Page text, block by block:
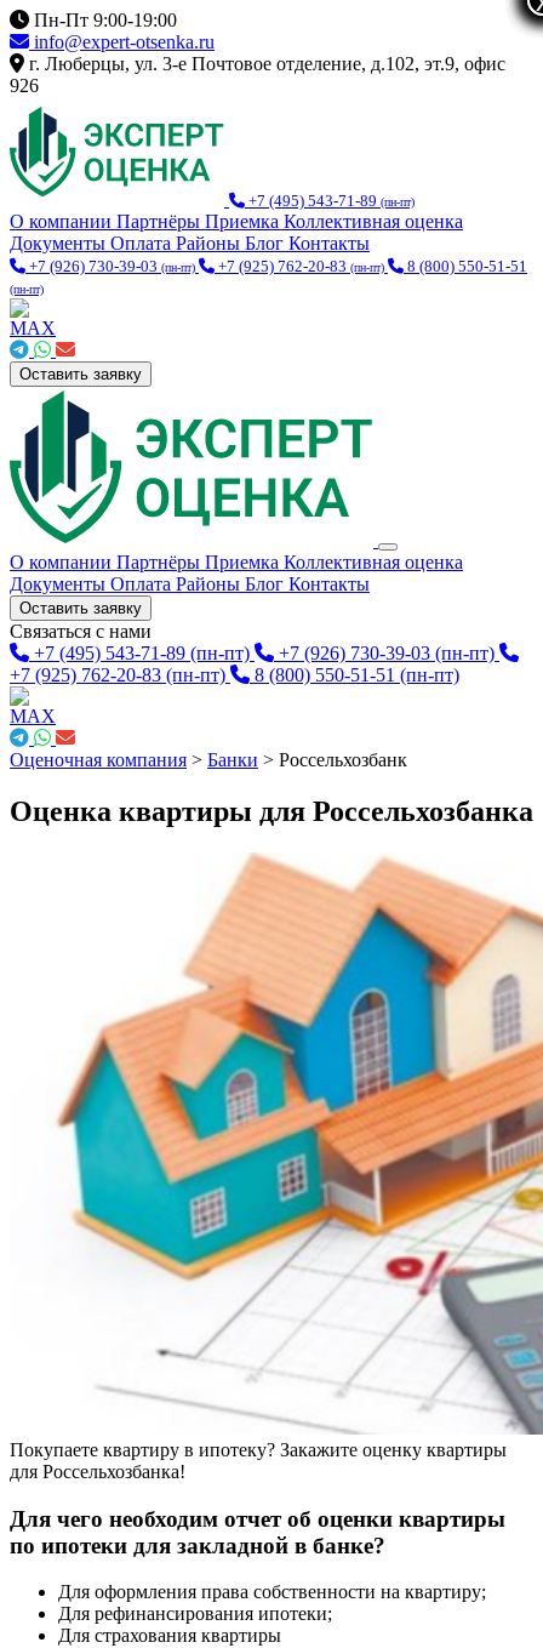
Пн-Пт 9:00-19:00
info@expert-otsenka.ru
г. Люберцы, ул. 3-е Почтовое отделение, д.102, эт.9, офис
926
+7 (495) 543-71-89 (пн-пт)
О компании Партнёры Приемка Коллективная оценка
Документы Оплата Районы Блог Контакты
+7 (926) 730-39-03 (пн-пт) +7 (925) 762-20-83 (пн-пт) 8 (800) 550-51-51
(пн-пт)
Оставить заявку
О компании Партнёры Приемка Коллективная оценка
Документы Оплата Районы Блог Контакты
Оставить заявку
Связаться с нами
+7 (495) 543-71-89 (пн-пт) +7 (926) 730-39-03 (пн-пт)
+7 (925) 762-20-83 (пн-пт) 8 (800) 550-51-51 (пн-пт)
Оценочная компания > Банки > Россельхозбанк
Оценка квартиры для Россельхозбанка
Покупаете квартиру в ипотеку? Закажите оценку квартиры
для Россельхозбанка!
Для чего необходим отчет об оценки квартиры
по ипотеки для закладной в банке?
Для оформления права собственности на квартиру;
Для рефинансирования ипотеки;
Для страхования квартиры